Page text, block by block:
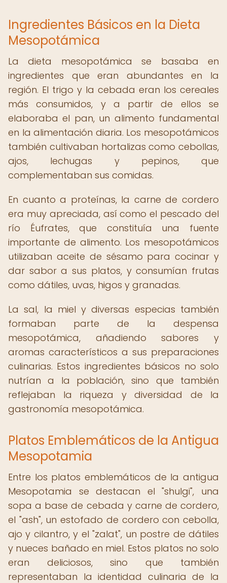
Ingredientes Básicos en la Dieta
Mesopotámica
La dieta mesopotámica se basaba en
ingredientes que eran abundantes en la
región. El trigo y la cebada eran los cereales
más consumidos, y a partir de ellos se
elaboraba el pan, un alimento fundamental
en la alimentación diaria. Los mesopotámicos
también cultivaban hortalizas como cebollas,
ajos, lechugas y pepinos, que
complementaban sus comidas.
En cuanto a proteínas, la carne de cordero
era muy apreciada, así como el pescado del
río Éufrates, que constituía una fuente
importante de alimento. Los mesopotámicos
utilizaban aceite de sésamo para cocinar y
dar sabor a sus platos, y consumían frutas
como dátiles, uvas, higos y granadas.
La sal, la miel y diversas especias también
formaban parte de la despensa
mesopotámica, añadiendo sabores y
aromas característicos a sus preparaciones
culinarias. Estos ingredientes básicos no solo
nutrían a la población, sino que también
reflejaban la riqueza y diversidad de la
gastronomía mesopotámica.
Platos Emblemáticos de la Antigua
Mesopotamia
Entre los platos emblemáticos de la antigua
Mesopotamia se destacan el "shulgi", una
sopa a base de cebada y carne de cordero,
el "ash", un estofado de cordero con cebolla,
ajo y cilantro, y el "zalat", un postre de dátiles
y nueces bañado en miel. Estos platos no solo
eran deliciosos, sino que también
representaban la identidad culinaria de la